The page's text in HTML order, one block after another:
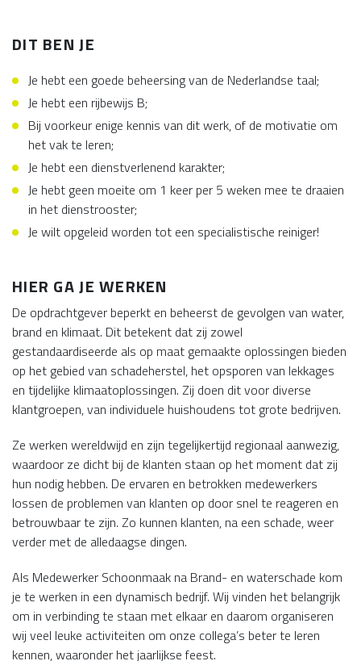
DIT BEN JE
Je hebt een goede beheersing van de Nederlandse taal;
Je hebt een rijbewijs B;
Bij voorkeur enige kennis van dit werk, of de motivatie om
het vak te leren;
Je hebt een dienstverlenend karakter;
Je hebt geen moeite om 1 keer per 5 weken mee te draaien
in het dienstrooster;
Je wilt opgeleid worden tot een specialistische reiniger!
HIER GA JE WERKEN
De opdrachtgever beperkt en beheerst de gevolgen van water,
brand en klimaat. Dit betekent dat zij zowel
gestandaardiseerde als op maat gemaakte oplossingen bieden
op het gebied van schadeherstel, het opsporen van lekkages
en tijdelijke klimaatoplossingen. Zij doen dit voor diverse
klantgroepen, van individuele huishoudens tot grote bedrijven.
Ze werken wereldwijd en zijn tegelijkertijd regionaal aanwezig,
waardoor ze dicht bij de klanten staan op het moment dat zij
hun nodig hebben. De ervaren en betrokken medewerkers
lossen de problemen van klanten op door snel te reageren en
betrouwbaar te zijn. Zo kunnen klanten, na een schade, weer
verder met de alledaagse dingen.
Als Medewerker Schoonmaak na Brand- en waterschade kom
je te werken in een dynamisch bedrijf. Wij vinden het belangrijk
om in verbinding te staan met elkaar en daarom organiseren
wij veel leuke activiteiten om onze collega’s beter te leren
kennen, waaronder het jaarlijkse feest.